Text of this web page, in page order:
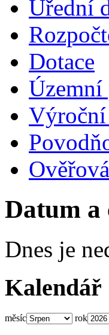
Úřední
Dotace
Územní
Datum a
Dnes je
Kalendář
měsíc rok